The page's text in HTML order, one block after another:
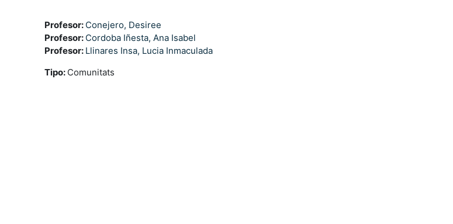
Profesor: Conejero, Desiree
Profesor: Cordoba Iñesta, Ana Isabel
Profesor: Llinares Insa, Lucia Inmaculada
Tipo: Comunitats